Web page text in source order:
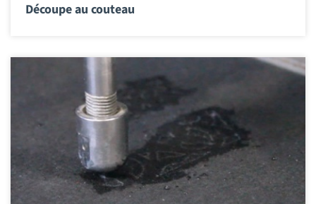
Découpe au couteau